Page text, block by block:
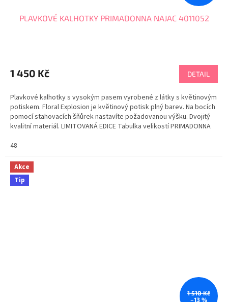
PLAVKOVÉ KALHOTKY PRIMADONNA NAJAC 4011052
1 450 Kč DETAIL
Plavkové kalhotky s vysokým pasem vyrobené z látky s květinovým
potiskem. Floral Explosion je květinový potisk plný barev. Na bocích
pomocí stahovacích šňůrek nastavíte požadovanou výšku. Dvojitý
kvalitní materiál. LIMITOVANÁ EDICE Tabulka velikostí PRIMADONNA
48
Akce
Tip
1 510 Kč
–13 %